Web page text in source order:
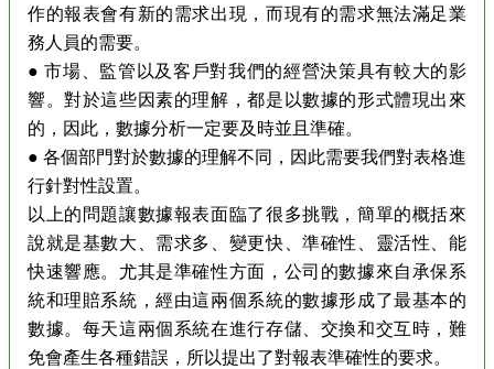
作的報表會有新的需求出現，而現有的需求無法滿足業
務人員的需要。
● 市場、監管以及客戶對我們的經營決策具有較大的影
響。對於這些因素的理解，都是以數據的形式體現出來
的，因此，數據分析一定要及時並且準確。
● 各個部門對於數據的理解不同，因此需要我們對表格進
行針對性設置。
以上的問題讓數據報表面臨了很多挑戰，簡單的概括來
說就是基數大、需求多、變更快、準確性、靈活性、能
快速響應。尤其是準確性方面，公司的數據來自承保系
統和理賠系統，經由這兩個系統的數據形成了最基本的
數據。每天這兩個系統在進行存儲、交換和交互時，難
免會產生各種錯誤，所以提出了對報表準確性的要求。